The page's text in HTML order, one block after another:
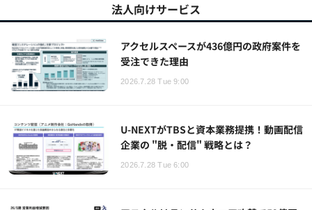
法人向けサービス
アクセルスペースが436億円の政府案件を
受注できた理由
2026.7.28 Tue 9:00
U-NEXTがTBSと資本業務提携！動画配信
企業の "脱・配信" 戦略とは？
2026.7.28 Tue 6:00